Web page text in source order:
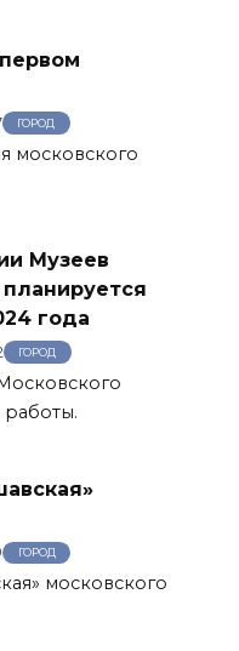
ГОРОД
московского
Музеев
года
ГОРОД
ГОРОД
московского